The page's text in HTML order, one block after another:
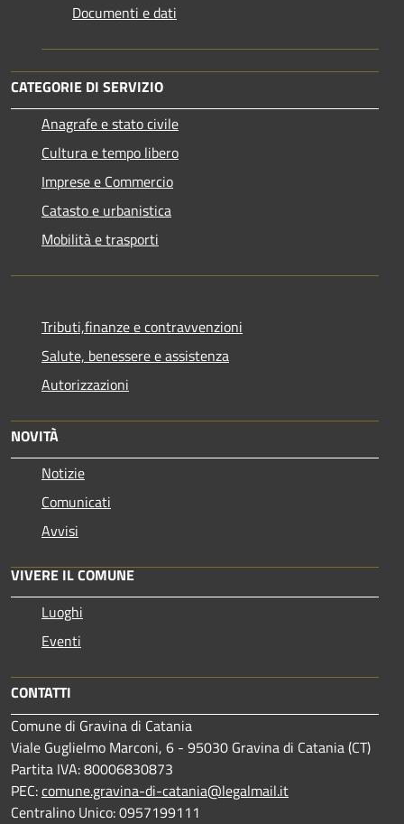
Documenti e dati
CATEGORIE DI SERVIZIO
Anagrafe e stato civile
Cultura e tempo libero
Imprese e Commercio
Catasto e urbanistica
Mobilità e trasporti
Tributi,finanze e contravvenzioni
Salute, benessere e assistenza
Autorizzazioni
NOVITÀ
Notizie
Comunicati
Avvisi
VIVERE IL COMUNE
Luoghi
Eventi
CONTATTI
Comune di Gravina di Catania
Viale Guglielmo Marconi, 6 - 95030 Gravina di Catania (CT)
Partita IVA: 80006830873
PEC:comune.gravina-di-catania@legalmail.it
Centralino Unico: 0957199111